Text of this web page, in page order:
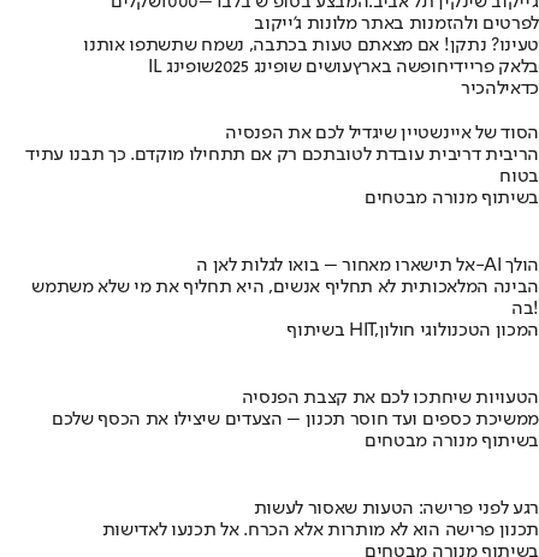
לפרטים ולהזמנות באתר מלונות ג'ייקוב
טעינו? נתקן! אם מצאתם טעות בכתבה, נשמח שתשתפו אותנו
בלאק פריידיחופשה בארץעושים שופינג 2025
שופינג IL
כדאילהכיר
הסוד של איינשטיין שיגדיל לכם את הפנסיה
הריבית דריבית עובדת לטובתכם רק אם תתחילו מוקדם. כך תבנו עתיד
בטוח
בשיתוף מנורה מבטחים
אל תישארו מאחור – בואו לגלות לאן ה-AI הולך
הבינה המלאכותית לא תחליף אנשים, היא תחליף את מי שלא משתמש
בה!
בשיתוף HIT,המכון הטכנולוגי חולון
הטעויות שיחתכו לכם את קצבת הפנסיה
ממשיכת כספים ועד חוסר תכנון – הצעדים שיצילו את הכסף שלכם
בשיתוף מנורה מבטחים
רגע לפני פרישה: הטעות שאסור לעשות
תכנון פרישה הוא לא מותרות אלא הכרח. אל תכנעו לאדישות
בשיתוף מנורה מבטחים